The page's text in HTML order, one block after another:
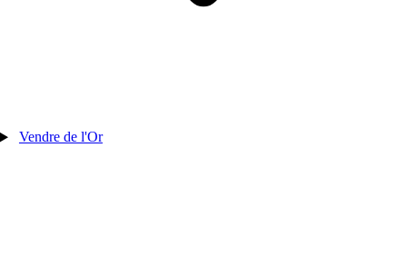
Vendre de l'Or